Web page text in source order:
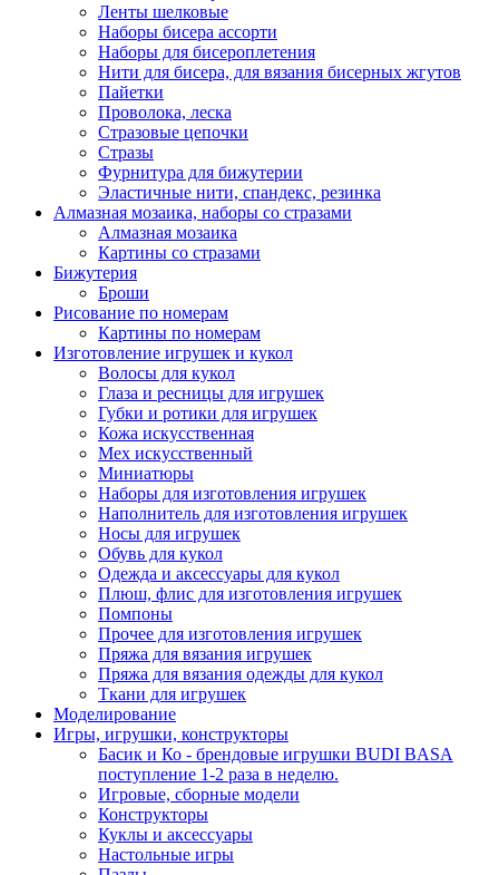
Ленты шелковые
Наборы бисера ассорти
Наборы для бисероплетения
Нити для бисера, для вязания бисерных жгутов
Пайетки
Проволока, леска
Стразовые цепочки
Стразы
Фурнитура для бижутерии
Эластичные нити, спандекс, резинка
Алмазная мозаика, наборы со стразами
Алмазная мозаика
Картины co стразами
Бижутерия
Броши
Рисование по номерам
Картины по номерам
Изготовление игрушек и кукол
Волосы для кукол
Глаза и ресницы для игрушек
Губки и ротики для игрушек
Кожа искусственная
Мех искусственный
Миниатюры
Наборы для изготовления игрушек
Наполнитель для изготовления игрушек
Носы для игрушек
Обувь для кукол
Одежда и аксессуары для кукол
Плюш, флис для изготовления игрушек
Помпоны
Прочее для изготовления игрушек
Пряжа для вязания игрушек
Пряжа для вязания одежды для кукол
Ткани для игрушек
Моделирование
Игры, игрушки, конструкторы
Басик и Ко - брендовые игрушки BUDI BASA
поступление 1-2 раза в неделю.
Игровые, сборные модели
Конструкторы
Куклы и аксессуары
Настольные игры